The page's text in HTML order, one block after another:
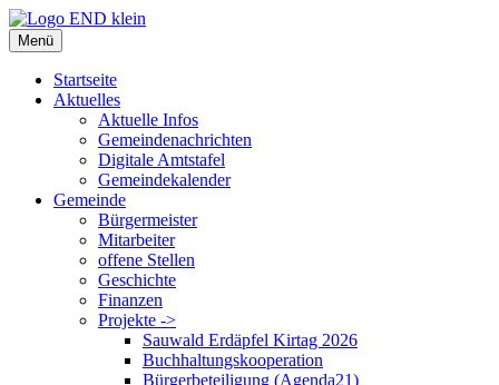
Zum
Inhalt
springen
Menü
Startseite
Aktuelles
Aktuelle Infos
Gemeindenachrichten
Digitale Amtstafel
Gemeindekalender
Gemeinde
Bürgermeister
Mitarbeiter
offene Stellen
Geschichte
Finanzen
Projekte ->
Sauwald Erdäpfel Kirtag 2026
Buchhaltungskooperation
Bürgerbeteiligung (Agenda21)